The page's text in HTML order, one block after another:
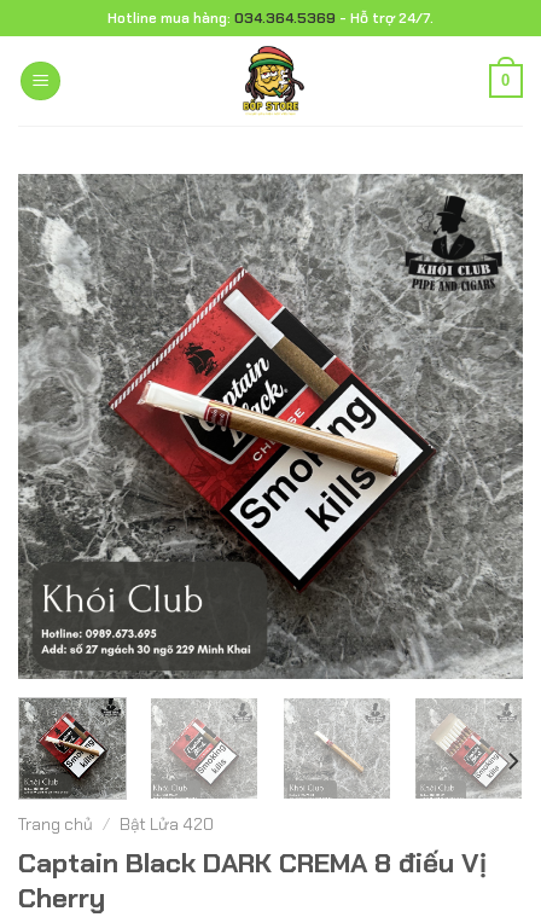
đến
nội
dung
Hotline mua hàng: 034.364.5369 - Hỗ trợ 24/7.
0
Trang chủ / Bật Lửa 420
Captain Black DARK CREMA 8 điếu Vị
Cherry